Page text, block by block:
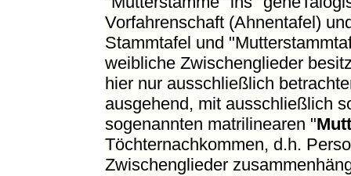
Vorfahrenschaft (Ahnentafel)
Stammtafel und
weibliche Zwischenglieder
hier nur ausschließlich
ausgehend, mit ausschließlich
sogenannten matrilinearen "
Töchternachkommen, d.h.
Zwischenglieder